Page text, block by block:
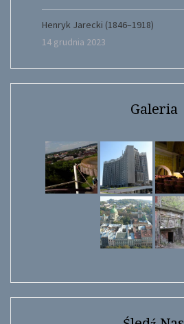
Henryk Jarecki (1846–1918)
14 grudnia 2023
Galeria